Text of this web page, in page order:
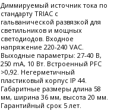
Диммируемый источник тока по
стандарту TRIAC с
гальванической развязкой для
светильников и мощных
светодиодов. Входное
напряжение 220-240 VAC.
Выходные параметры: 27-40 В,
250 mА, 10 Вт. Встроенный PFC
>0,92. Негерметичный
пластиковый корпус IP 44.
Габаритные размеры длина 58
мм, ширина 36 мм, высота 20 мм.
Гарантийный срок 5 лет.